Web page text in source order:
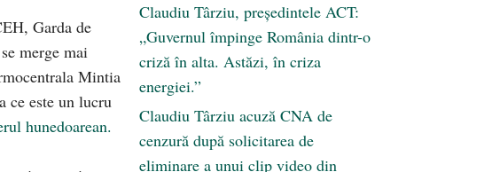
Garda de
merge mai
Mintia
ce este un lucru
hunedoarean.
Claudiu Târziu, președintele ACT:
„Guvernul împinge România dintr-o
criză în alta. Astăzi, în criza
energiei.”
Claudiu Târziu acuză CNA de
cenzură după solicitarea de
eliminare a unui clip video din